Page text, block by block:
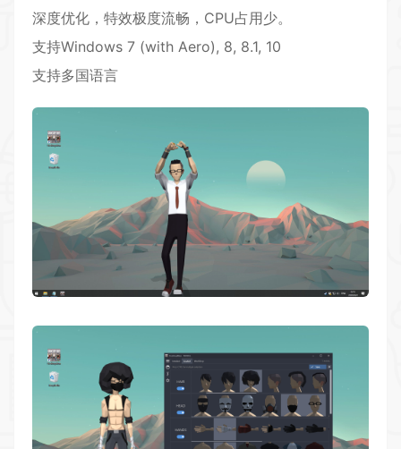
深度优化，特效极度流畅，CPU占用少。
支持Windows 7 (with Aero), 8, 8.1, 10
支持多国语言